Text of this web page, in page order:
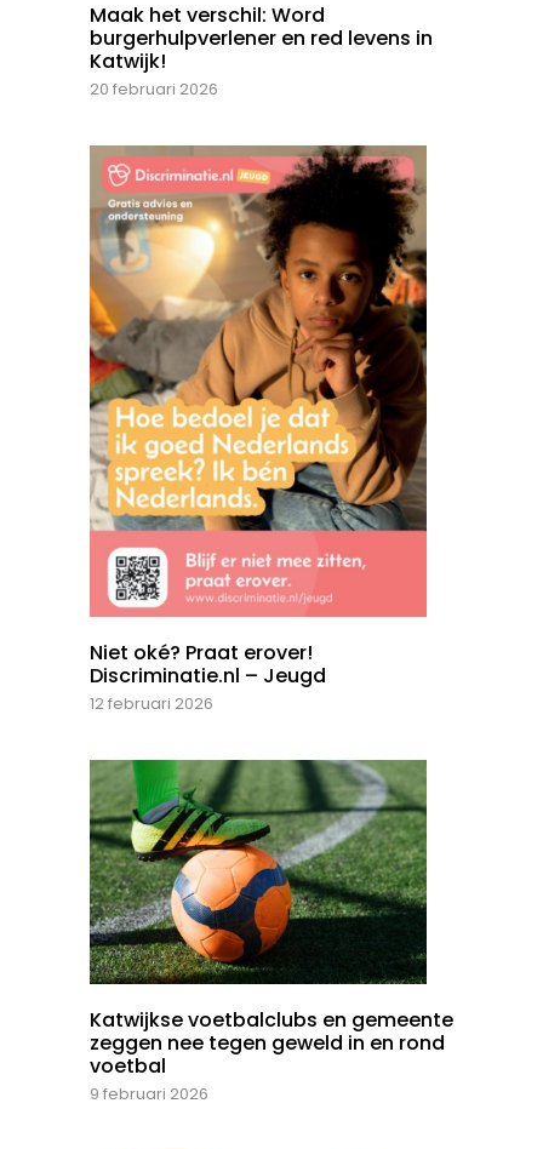
Maak het verschil: Word
burgerhulpverlener en red levens in
Katwijk!
20 februari 2026
Niet oké? Praat erover!
Discriminatie.nl – Jeugd
12 februari 2026
Katwijkse voetbalclubs en gemeente
zeggen nee tegen geweld in en rond
voetbal
9 februari 2026